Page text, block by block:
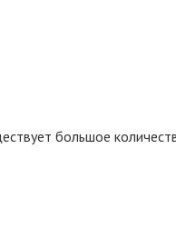
большое